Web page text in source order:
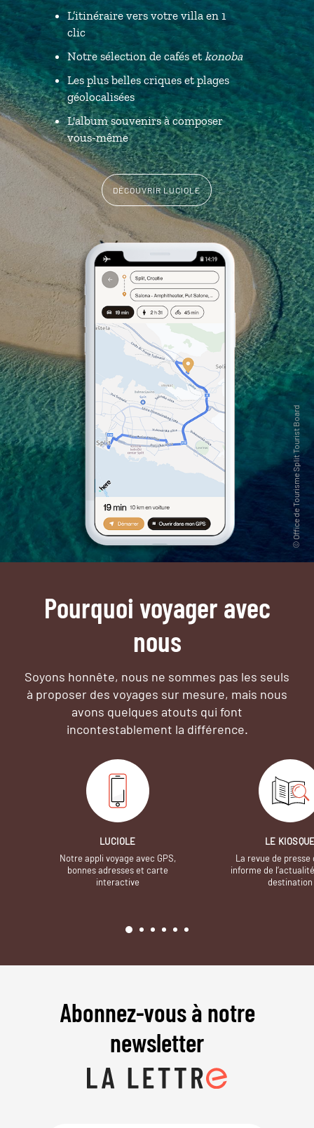
L’itinéraire vers votre villa en 1
clic
Notre sélection de cafés et konoba
Les plus belles criques et plages
géolocalisées
L'album souvenirs à composer
vous-même
DÉCOUVRIR LUCIOLE
Pourquoi voyager avec
nous
Soyons honnête, nous ne sommes pas les seuls
à proposer des voyages sur mesure, mais nous
avons quelques atouts qui font
incontestablement la différence.
LUCIOLE
Notre appli voyage avec GPS,
bonnes adresses et carte
interactive
LE
La revue de presse
informe de
destination
Abonnez-vous à notre
newsletter